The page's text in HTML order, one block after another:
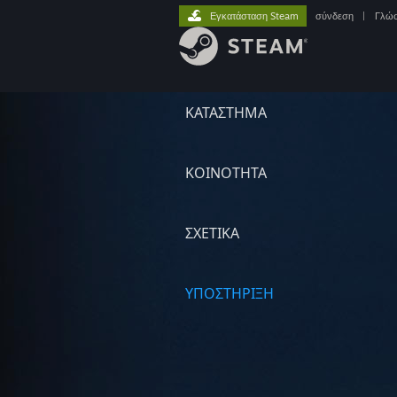
ΚΑΤΑΣΤΗΜΑ
ΚΟΙΝΟΤΗΤΑ
ΣΧΕΤΙΚΆ
ΥΠΟΣΤΗΡΙΞΗ
Εγκατάσταση Steam σύνδεση